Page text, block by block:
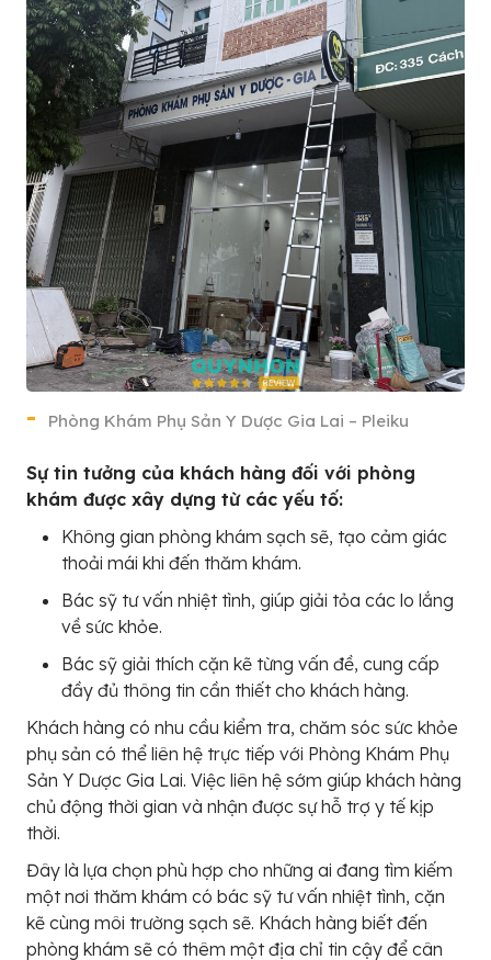
Phòng Khám Phụ Sản Y Dược Gia Lai – Pleiku
Sự tin tưởng của khách hàng đối với phòng
khám được xây dựng từ các yếu tố:
Không gian phòng khám sạch sẽ, tạo cảm giác
thoải mái khi đến thăm khám.
Bác sỹ tư vấn nhiệt tình, giúp giải tỏa các lo lắng
về sức khỏe.
Bác sỹ giải thích cặn kẽ từng vấn đề, cung cấp
đầy đủ thông tin cần thiết cho khách hàng.
Khách hàng có nhu cầu kiểm tra, chăm sóc sức khỏe
phụ sản có thể liên hệ trực tiếp với Phòng Khám Phụ
Sản Y Dược Gia Lai. Việc liên hệ sớm giúp khách hàng
chủ động thời gian và nhận được sự hỗ trợ y tế kịp
thời.
Đây là lựa chọn phù hợp cho những ai đang tìm kiếm
một nơi thăm khám có bác sỹ tư vấn nhiệt tình, cặn
kẽ cùng môi trường sạch sẽ. Khách hàng biết đến
phòng khám sẽ có thêm một địa chỉ tin cậy để cân